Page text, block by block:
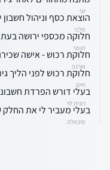
יוני
הוצאת כסף וניהול
מלכי
חלוקה מכספי ירושה בעת
תומר
חלוקת רכוש - אישה
אורנה
חלוקת רכוש לפני הליך
חיים
בעלי דורש הפרדת
רונית לוי
בעלי מעביר לי את החלק
מיכאלה